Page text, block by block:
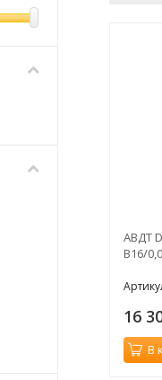
АВДТ
B16/
16
В